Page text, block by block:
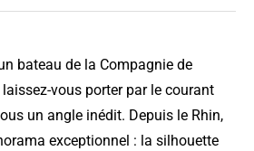
bateau de la Compagnie de
vous porter par le courant
un angle inédit. Depuis le Rhin,
exceptionnel : la silhouette